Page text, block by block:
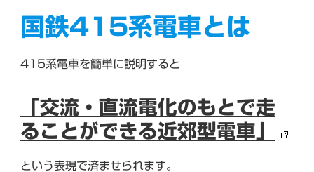
国鉄415系電車とは
415系電車を簡単に説明すると
「交流・直流電化のもとで走
ることができる近郊型電車」
という表現で済ませられます。